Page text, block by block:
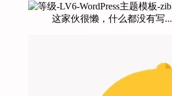
这家伙很懒，什么都没有写...